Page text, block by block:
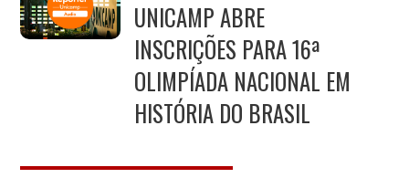
UNICAMP ABRE
INSCRIÇÕES PARA 16ª
OLIMPÍADA NACIONAL EM
HISTÓRIA DO BRASIL